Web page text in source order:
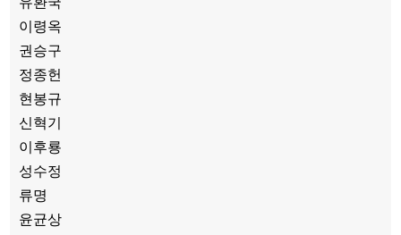
이령옥
권승구
정종헌
현봉규
신혁기
이후룡
성수정
류명
윤균상